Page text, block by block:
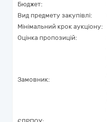
Бюджет:
Вид предмету закупівлі:
Мінімальний крок аукціону:
Оцінка пропозицій:
Замовник: